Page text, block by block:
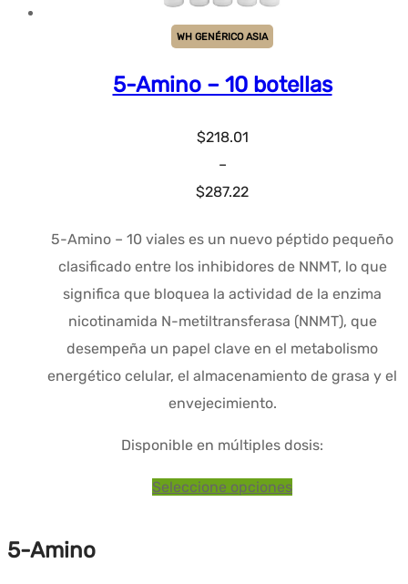
5-Amino
WH GENÉRICO ASIA
5-Amino – 10 botellas
$218.01
–
$287.22Rango
precios:
$218.01
a
$287.22
5-Amino – 10 viales es un nuevo péptido pequeño
clasificado entre los inhibidores de NNMT, lo que
significa que bloquea la actividad de la enzima
nicotinamida N-metiltransferasa (NNMT), que
desempeña un papel clave en el metabolismo
energético celular, el almacenamiento de grasa y el
envejecimiento.
Disponible en múltiples dosis:
Seleccione opcionesEste